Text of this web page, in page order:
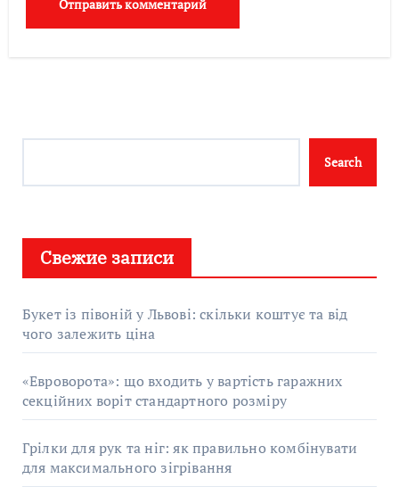
Search
Свежие записи
Букет із півоній у Львові: скільки коштує та від
чого залежить ціна
«Евроворота»: що входить у вартість гаражних
секційних воріт стандартного розміру
Грілки для рук та ніг: як правильно комбінувати
для максимального зігрівання